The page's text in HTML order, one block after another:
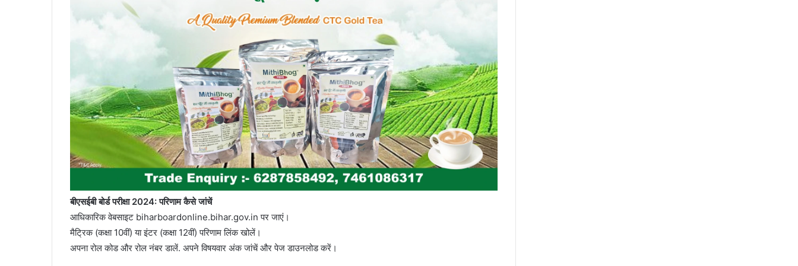
बीएसईबी बोर्ड परीक्षा 2024: परिणाम कैसे जांचें
आधिकारिक वेबसाइट biharboardonline.bihar.gov.in पर जाएं।
मैट्रिक (कक्षा 10वीं) या इंटर (कक्षा 12वीं) परिणाम लिंक खोलें।
अपना रोल कोड और रोल नंबर डालें. अपने विषयवार अंक जांचें और पेज डाउनलोड करें।